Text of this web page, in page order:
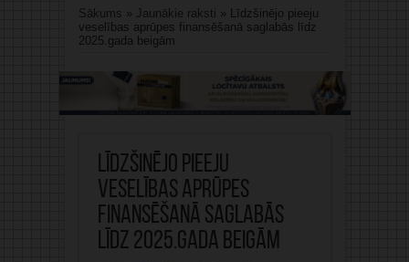
Sākums » Jaunākie raksti » Līdzšinējo pieeju
veselības aprūpes finansēšanā saglabās līdz
2025.gada beigām
Līdzšinējo pieeju
veselības aprūpes
finansēšanā saglabās
līdz 2025.gada beigām